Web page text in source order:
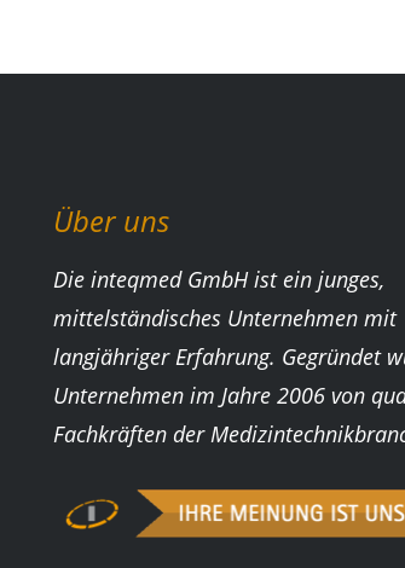
Über uns
Die inteqmed GmbH ist ein junges,
mittelständisches Unternehmen mit
langjähriger Erfahrung. Gegründet
Unternehmen im Jahre 2006 von
Fachkräften der